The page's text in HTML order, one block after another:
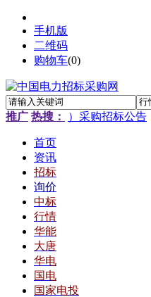
手机版
二维码
购物车(0)
推广 热搜： ）采购招标公告
首页
资讯
招标
询价
中标
行情
华能
大唐
华电
国电
国家电投